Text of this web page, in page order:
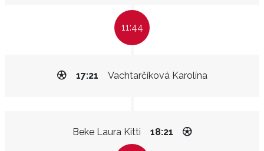
11:44
Vachtarčíková Karolína
17:21
Beke Laura Kitti 18:21